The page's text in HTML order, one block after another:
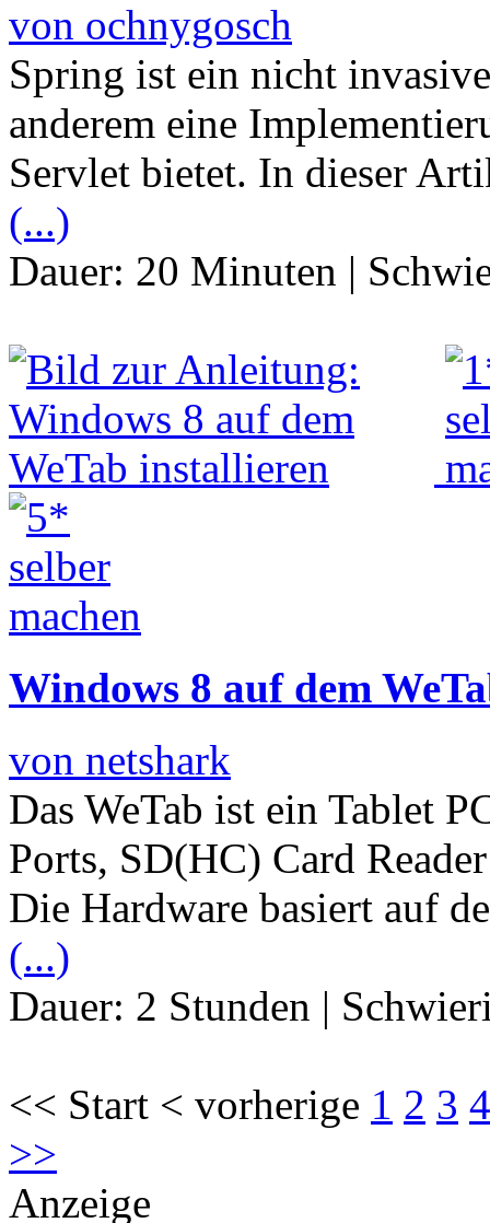
von ochnygosch
Spring ist ein nicht
anderem eine
Servlet bietet. In dieser
(...)
Dauer: 20 Minuten |
Windows 8 auf dem
von netshark
Das WeTab ist ein Tablet
Ports, SD(HC) Card
Die Hardware basiert auf
(...)
Dauer: 2 Stunden |
<< Start < vorherige 1 2 3 4
>>
Anzeige